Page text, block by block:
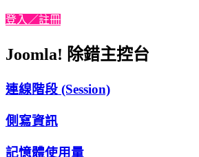
登入／註冊
Joomla! 除錯主控台
連線階段 (Session)
側寫資訊
記憶體使用量